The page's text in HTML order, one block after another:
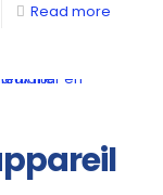
Read more